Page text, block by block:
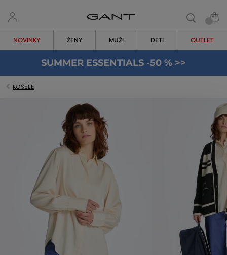
NOVINKY ŽENY MUŽI DETI OUTLET
SUMMER ESSENTIALS -50 % >>
KOŠELE